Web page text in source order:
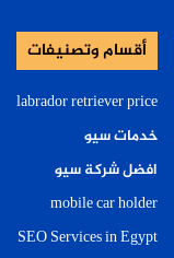
أقسام وتصنيفات
labrador retriever price
خدمات سيو
افضل شركة سيو
mobile car holder
SEO Services in Egypt